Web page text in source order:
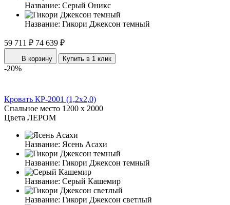
Название: Серый Оникс
Название: Гикори Джексон темный
59 711 ₽ 74 639 ₽
В корзину Купить в 1 клик
-20%
Кровать КР-2001 (1,2x2,0)
Спальное место 1200 x 2000
Цвета ЛЕРОМ
Название: Ясень Асахи
Название: Гикори Джексон темный
Название: Серый Кашемир
Название: Гикори Джексон светлый